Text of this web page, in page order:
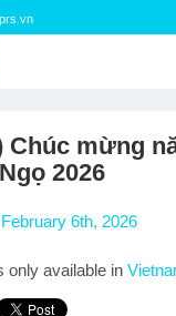
Chúc mừng
2026
6th, 2026
only available in